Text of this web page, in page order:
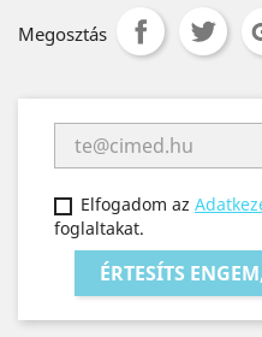
Megosztás
Elfogadom az
foglaltakat.
ÉRTESÍTS